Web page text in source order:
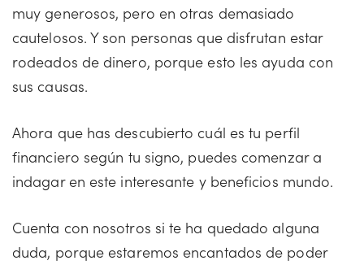
muy generosos, pero en otras demasiado
cautelosos. Y son personas que disfrutan estar
rodeados de dinero, porque esto les ayuda con
sus causas.
Ahora que has descubierto cuál es tu perfil
financiero según tu signo, puedes comenzar a
indagar en este interesante y beneficios mundo.
Cuenta con nosotros si te ha quedado alguna
duda, porque estaremos encantados de poder